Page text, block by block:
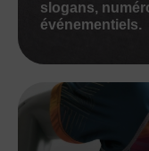
slogans,
événementiels.